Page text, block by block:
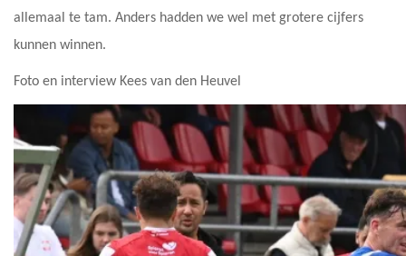
allemaal te tam. Anders hadden we wel met grotere cijfers
kunnen winnen.
Foto en interview Kees van den Heuvel